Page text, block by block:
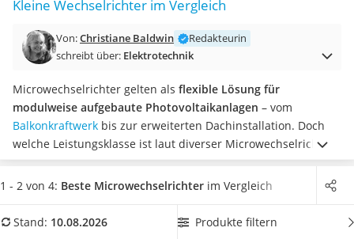
Akku-Rasentrimmer
Feuchtigkeitsmessgerät
Split-Klimaanlage 2 Innengeräte
Pelletofen
Bohrmaschine
Tiefbrunnenpumpe
Fliesenschneider
Hochdruckreiniger
Doppelschleifer
Benzinrasenmäher mit Elektrostart
Löschdecke
Kleine Wechselrichter im Vergleich
Von:Christiane Baldwin
Redakteurin
schreibt über: Elektrotechnik
Microwechselrichter gelten als flexible Lösung für
modulweise aufgebaute Photovoltaikanlagen – vom
Balkonkraftwerk bis zur erweiterten Dachinstallation. Doch
welche Leistungsklasse ist laut diverser Microwechselrichter-
Tests sinnvoll, wie unterscheiden sich 400 W, 600 W oder
2.000 Watt und wann lohnt sich ein Speicher? Unser Ratgeber
zu String-Systemen und zeigt, worauf Sie beiAuswahl,
1 - 2 von 4: Beste Microwechselrichter im Vergleich
Stand: 10.08.2026 Produkte filtern